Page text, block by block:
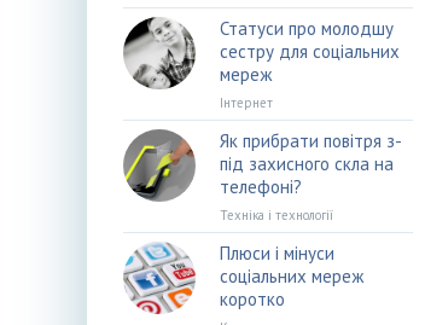
Статуси про молодшу
сестру для соціальних
мереж
Інтернет
Як прибрати повітря з-
під захисного скла на
телефоні?
Техніка і технології
Плюси і мінуси
соціальних мереж
коротко